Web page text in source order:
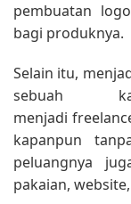
pembuatan
bagi produknya.
Selain itu,
sebuah
menjadi
kapanpun
peluangnya
pakaian,